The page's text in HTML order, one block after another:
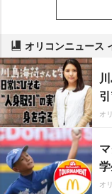
オリコンニュース
オ
オ